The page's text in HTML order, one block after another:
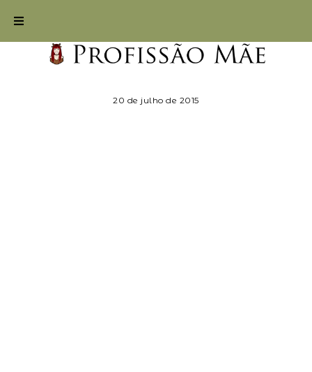
20 de julho de 2015